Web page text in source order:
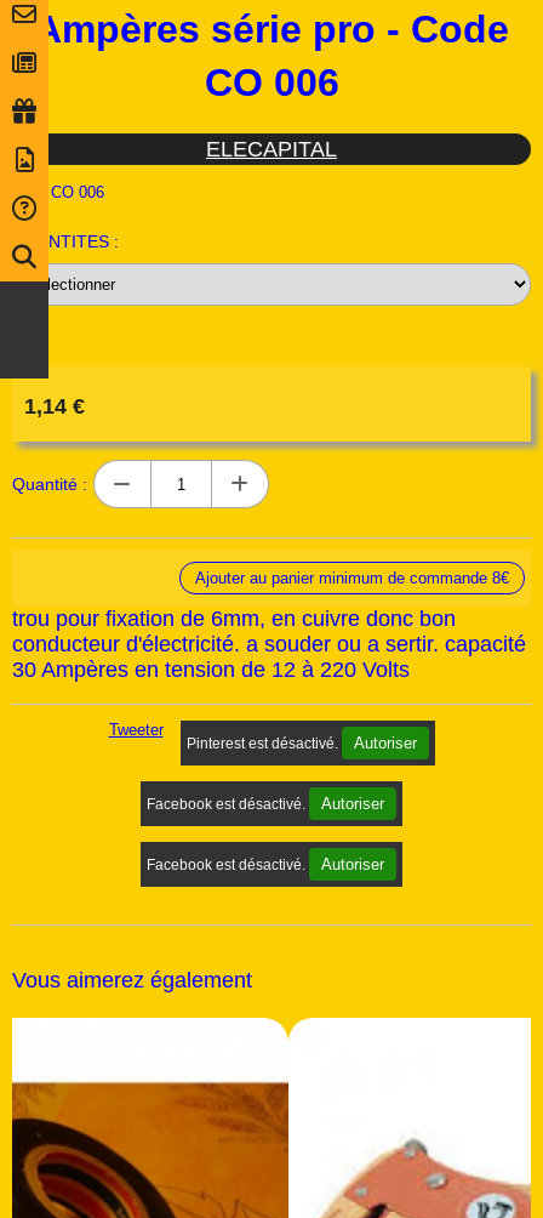
Ampères série pro - Code
CO 006
ELECAPITAL
Ref : CO 006
QUANTITES :
1,14 €
Quantité :
Ajouter au panier minimum de commande 8€
trou pour fixation de 6mm, en cuivre donc bon
conducteur d'électricité. a souder ou a sertir. capacité
30 Ampères en tension de 12 à 220 Volts
Tweeter
Pinterest est désactivé. Autoriser
Facebook est désactivé. Autoriser
Facebook est désactivé. Autoriser
Vous aimerez également